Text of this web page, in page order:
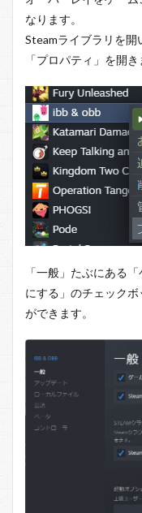
なります。
Steamライブラリを開
「プロパティ」を開き
「一般」たぶにある
にする」のチェック
ができます。